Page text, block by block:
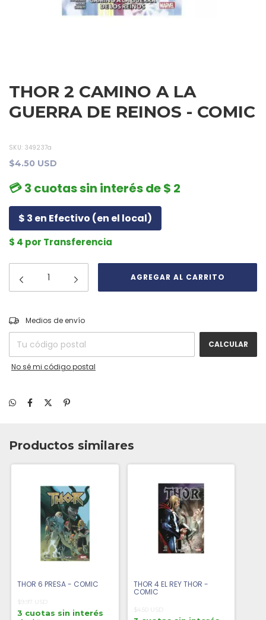
THOR 2 CAMINO A LA
GUERRA DE REINOS - COMIC
SKU: 349237a
$4.50 USD
💳 3 cuotas sin interés de $ 2
$ 3 en Efectivo (en el local)
$ 4 por Transferencia
Entregas para el CP:
Medios de envío
CALCULAR
No sé mi código postal
Productos similares
THOR 6 PRESA - COMIC
$9.97 USD
3 cuotas sin interés
THOR 4 EL REY THOR -
COMIC
$4.50 USD